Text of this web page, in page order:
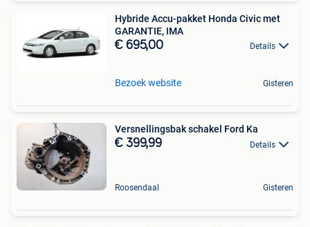
Hybride Accu-pakket Honda Civic met
GARANTIE, IMA
€ 695,00 Details
Bezoek website Gisteren
Versnellingsbak schakel Ford Ka
€ 399,99 Details
Roosendaal Gisteren